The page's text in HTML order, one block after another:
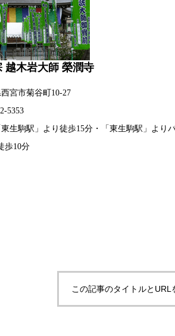
越木岩大師 榮潤寺
宮市菊谷町10-27
5353
生駒駅」より徒歩15分・「東生駒駅」より
歩10分
この記事のタイトルとURL